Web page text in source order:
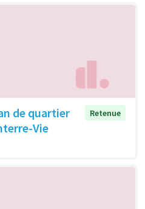
de quartier
Vie
Retenue